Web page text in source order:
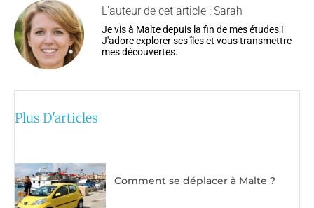
L'auteur de cet article : Sarah
Je vis à Malte depuis la fin de mes études !
J'adore explorer ses îles et vous transmettre
mes découvertes.
Plus D'articles
Comment se déplacer à Malte ?